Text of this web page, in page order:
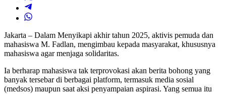
Jakarta – Dalam Menyikapi akhir tahun 2025, aktivis pemuda dan
mahasiswa M. Fadlan, mengimbau kepada masyarakat, khususnya
mahasiswa agar menjaga solidaritas.
Ia berharap mahasiswa tak terprovokasi akan berita bohong yang
banyak tersebar di berbagai platform, termasuk media sosial
(medsos) maupun saat aksi penyampaian aspirasi. Yang semua itu